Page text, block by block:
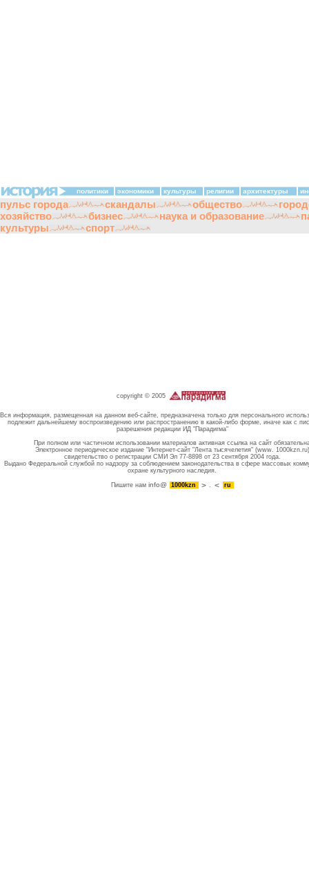
политики экономики культуры религии архитектуры
пульс города скандалы общество
хозяйство
бизнес наука и образование
культуры
спорт
copyright © 2005
Вся информация, размещенная на данном веб-сайте, предназначена только для персонального
подлежит дальнейшему воспроизведению или распространению в какой-либо форме, иначе как с
разрешения редакции ИД "Парадигма"
При полном или частичном использовании материалов активная ссылка на сайт
Электронное периодическое издание "Интернет-сайт "Лента тысячелетия" (www. 1000kzn.ru)
свидетельство о регистрации СМИ Эл 77-8898 от 23 сентября 2004 года.
Выдано Федеральной службой по надзору за соблюдением законодательства в сфере массовых
охране культурного наследия.
Пишите намinfo@ 1000kzn . ru